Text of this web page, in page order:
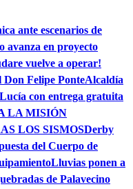
ante escenarios de
avanza en proyecto
vuelve a operar!
Felipe PonteAlcaldía
con entrega gratuita
LA MISIÓN
LOS SISMOSDerby
del Cuerpo de
Lluvias ponen a
de Palavecino